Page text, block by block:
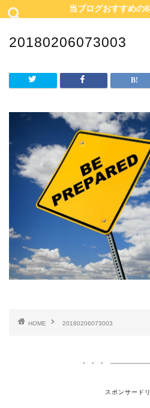
当ブログおすすめの
20180206073003
HOME 20180206073003
スポンサード